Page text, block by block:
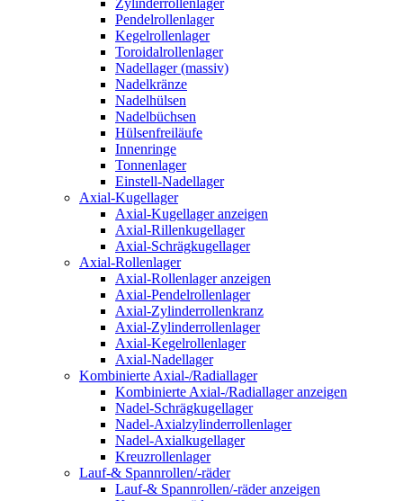
Zylinderrollenlager
Pendelrollenlager
Kegelrollenlager
Toroidalrollenlager
Nadellager (massiv)
Nadelkränze
Nadelhülsen
Nadelbüchsen
Hülsenfreiläufe
Innenringe
Tonnenlager
Einstell-Nadellager
Axial-Kugellager
Axial-Kugellager anzeigen
Axial-Rillenkugellager
Axial-Schrägkugellager
Axial-Rollenlager
Axial-Rollenlager anzeigen
Axial-Pendelrollenlager
Axial-Zylinderrollenkranz
Axial-Zylinderrollenlager
Axial-Kegelrollenlager
Axial-Nadellager
Kombinierte Axial-/Radiallager
Kombinierte Axial-/Radiallager anzeigen
Nadel-Schrägkugellager
Nadel-Axialzylinderrollenlager
Nadel-Axialkugellager
Kreuzrollenlager
Lauf-& Spannrollen/-räder
Lauf-& Spannrollen/-räder anzeigen